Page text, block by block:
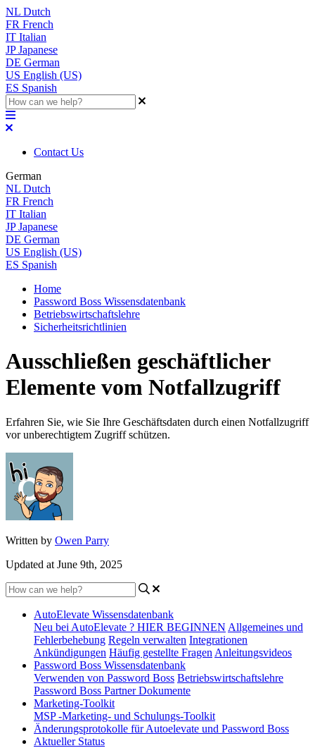
NL Dutch
FR French
IT Italian
JP Japanese
DE German
US English (US)
ES Spanish
Contact Us
German
NL Dutch
FR French
IT Italian
JP Japanese
DE German
US English (US)
ES Spanish
Home
Password Boss Wissensdatenbank
Betriebswirtschaftslehre
Sicherheitsrichtlinien
Ausschließen geschäftlicher
Elemente vom Notfallzugriff
Erfahren Sie, wie Sie Ihre Geschäftsdaten durch einen Notfallzugriff
vor unberechtigtem Zugriff schützen.
Written by Owen Parry
Updated at June 9th, 2025
AutoElevate Wissensdatenbank
Neu bei AutoElevate ? HIER BEGINNEN Allgemeines und
Fehlerbehebung Regeln verwalten Integrationen
Ankündigungen Häufig gestellte Fragen Anleitungsvideos
Password Boss Wissensdatenbank
Verwenden von Password Boss Betriebswirtschaftslehre
Password Boss Partner Dokumente
Marketing-Toolkit
MSP -Marketing- und Schulungs-Toolkit
Änderungsprotokolle für Autoelevate und Password Boss
Aktueller Status